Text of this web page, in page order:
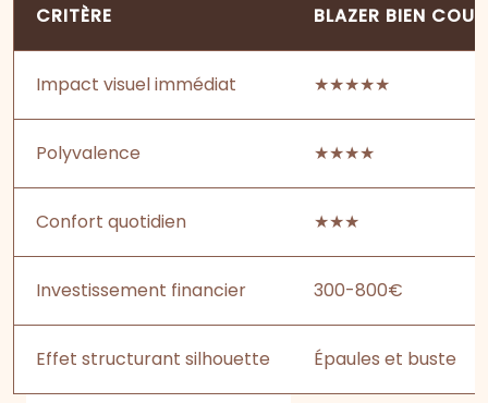
CRITÈRE BLAZER BIEN
Impact visuel immédiat ★★★★★
Polyvalence ★★★★
Confort quotidien ★★★
Investissement financier 300-800€
Effet structurant silhouette Épaules et buste